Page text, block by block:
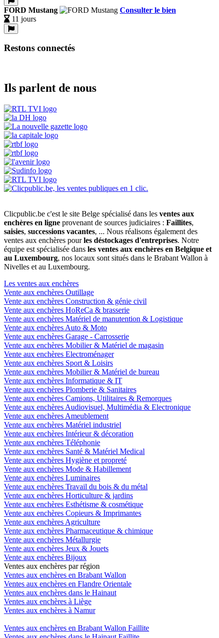
FORD Mustang
Consulter le bien
11 jours
Restons connectés
Ils parlent de nous
Clicpublic.be c'est le site Belge spécialisé dans les ventes aux
enchères en ligne provenant de sources judiciaires : Faillites,
saisies, successions vacantes, ... Nous réalisons également des
ventes aux enchères pourles déstockages d'entreprises. Notre
équipe est spécialisée dans les ventes aux enchères en Belgique et
au Luxembourg, nos locaux sont situés dans le Brabant Wallon à
Nivelles et au Luxembourg.
Les ventes aux enchères
Vente aux enchères Outillage
Vente aux enchères Construction & génie civil
Vente aux enchères HoReCa & brasserie
Vente aux enchères Matériel de manutention & Logistique
Vente aux enchères Auto & Moto
Vente aux enchères Garage - Carrosserie
Vente aux enchères Mobilier & Matériel de magasin
Vente aux enchères Electroménager
Vente aux enchères Sport & Loisirs
Vente aux enchères Mobilier & Matériel de bureau
Vente aux enchères Informatique & IT
Vente aux enchères Plomberie & Sanitaires
Vente aux enchères Camions, Utilitaires & Remorques
Vente aux enchères Audiovisuel, Multimédia & Electronique
Vente aux enchères Ameublement
Vente aux enchères Matériel industriel
Vente aux enchères Intérieur & décoration
Vente aux enchères Téléphonie
Vente aux enchères Santé & Matériel Medical
Vente aux enchères Hygiène et propreté
Vente aux enchères Mode & Habillement
Vente aux enchères Luminaires
Vente aux enchères Travail du bois & du métal
Vente aux enchères Horticulture & jardins
Vente aux enchères Esthétisme & cosmétique
Vente aux enchères Copieurs & Imprimantes
Vente aux enchères Agriculture
Vente aux enchères Pharmaceutique & chimique
Vente aux enchères Métallurgie
Vente aux enchères Jeux & Jouets
Vente aux enchères Bijoux
Ventes aux enchères par région
Ventes aux enchères en Brabant Wallon
Ventes aux enchères en Flandre Orientale
Ventes aux enchères dans le Hainaut
Ventes aux enchères à Liège
Ventes aux enchères à Namur
Ventes aux enchères en Brabant Wallon Faillite